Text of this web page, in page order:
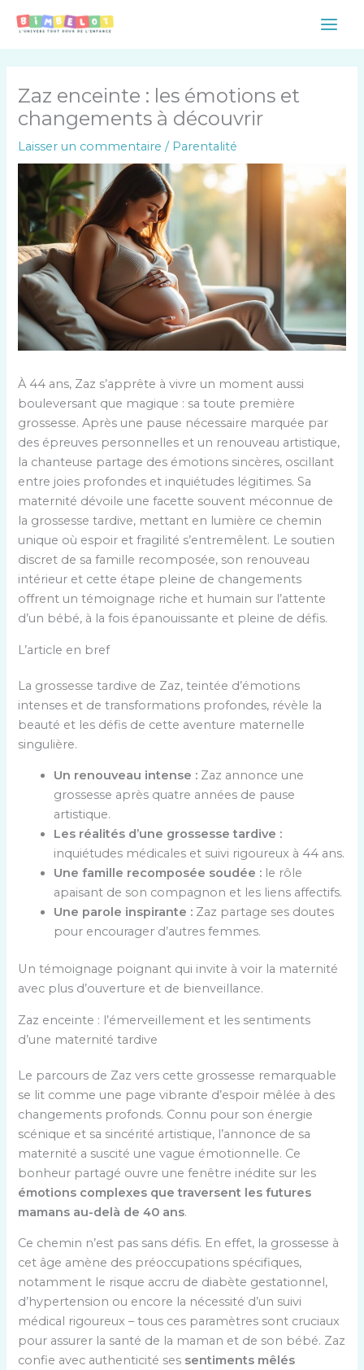
Main
Zaz enceinte : les émotions et
changements à découvrir
Laisser un commentaire / Parentalité
À 44 ans, Zaz s’apprête à vivre un moment aussi
bouleversant que magique : sa toute première
grossesse. Après une pause nécessaire marquée par
des épreuves personnelles et un renouveau artistique,
la chanteuse partage des émotions sincères, oscillant
entre joies profondes et inquiétudes légitimes. Sa
maternité dévoile une facette souvent méconnue de
la grossesse tardive, mettant en lumière ce chemin
unique où espoir et fragilité s’entremêlent. Le soutien
discret de sa famille recomposée, son renouveau
intérieur et cette étape pleine de changements
offrent un témoignage riche et humain sur l’attente
d’un bébé, à la fois épanouissante et pleine de défis.
L’article en bref
La grossesse tardive de Zaz, teintée d’émotions
intenses et de transformations profondes, révèle la
beauté et les défis de cette aventure maternelle
singulière.
Un renouveau intense : Zaz annonce une
grossesse après quatre années de pause
artistique.
Les réalités d’une grossesse tardive :
inquiétudes médicales et suivi rigoureux à 44 ans.
Une famille recomposée soudée : le rôle
apaisant de son compagnon et les liens affectifs.
Une parole inspirante : Zaz partage ses doutes
pour encourager d’autres femmes.
Un témoignage poignant qui invite à voir la maternité
avec plus d’ouverture et de bienveillance.
Zaz enceinte : l’émerveillement et les sentiments
d’une maternité tardive
Le parcours de Zaz vers cette grossesse remarquable
se lit comme une page vibrante d’espoir mêlée à des
changements profonds. Connu pour son énergie
scénique et sa sincérité artistique, l’annonce de sa
maternité a suscité une vague émotionnelle. Ce
bonheur partagé ouvre une fenêtre inédite sur les
émotions complexes que traversent les futures
mamans au-delà de 40 ans.
Ce chemin n’est pas sans défis. En effet, la grossesse à
cet âge amène des préoccupations spécifiques,
notamment le risque accru de diabète gestationnel,
d’hypertension ou encore la nécessité d’un suivi
médical rigoureux – tous ces paramètres sont cruciaux
pour assurer la santé de la maman et de son bébé. Zaz
confie avec authenticité ses sentiments mêlés